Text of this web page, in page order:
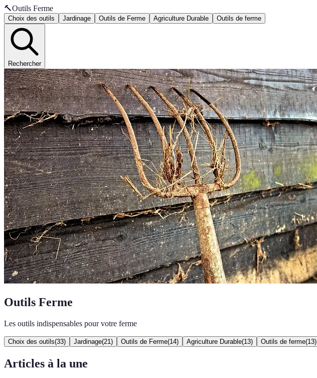
🔨Outils Ferme
Choix des outils Jardinage Outils de Ferme Agriculture Durable Outils de ferme
Rechercher
Outils Ferme
Les outils indispensables pour votre ferme
Choix des outils(33) Jardinage(21 ) Outils de Ferme(14) Agriculture Durable(13) Outils de ferme(13)
Articles à la une